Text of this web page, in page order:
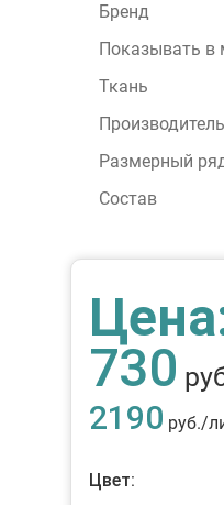
Бренд
Показывать в
Ткань
Производитель
Размерный
Состав
730
2190 руб./
Цвет: